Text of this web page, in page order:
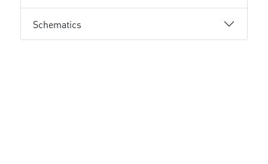
Schematics